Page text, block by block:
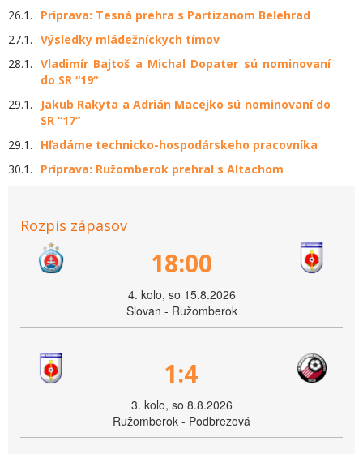
26.1.
Príprava: Tesná prehra s Partizanom Belehrad
27.1. Výsledky mládežníckych tímov
28.1. Vladimír Bajtoš a Michal Dopater sú nominovaní
do SR “19“
29.1.
Jakub Rakyta a Adrián Macejko sú nominovaní do
SR “17“
29.1.
Hľadáme technicko-hospodárskeho pracovníka
30.1.
Príprava: Ružomberok prehral s Altachom
Rozpis zápasov
18:00
4. kolo, so 15.8.2026
Slovan - Ružomberok
1:4
3. kolo, so 8.8.2026
Ružomberok - Podbrezová